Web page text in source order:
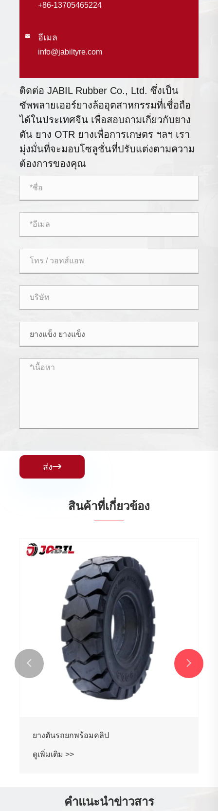
+86-13705465224
 อีเมล
info@jabiltyre.com
ติดต่อ JABIL Rubber Co., Ltd. ซึ่งเป็น
ซัพพลายเออร์ยางล้ออุตสาหกรรมที่เชื่อถือ
ได้ในประเทศจีน เพื่อสอบถามเกี่ยวกับยาง
ตัน ยาง OTR ยางเพื่อการเกษตร ฯลฯ เรา
มุ่งมั่นที่จะมอบโซลูชั่นที่ปรับแต่งตามความ
ต้องการของคุณ
ส่ง
สินค้าที่เกี่ยวข้อง
ยางตันที่ไม่มีเครื่องหมาย
ดูเพิ่มเติม >>
 
คำแนะนำข่าวสาร